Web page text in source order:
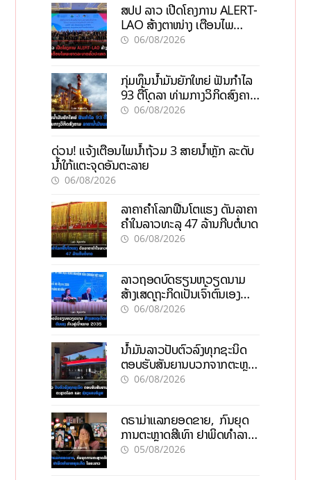
ສປປ ລາວ ເປີດໂຄງການ ALERT-
LAO ສ້າງຕາໜ່າງ ເຕືອນໄພ
ພະຍາດລະບາດທົ່ວປະເທດ
06/08/2026
ກຸ່ມທຶນນ້ຳມັນຍັກໃຫຍ່ ຟັນກຳໄລ
93 ຕື້ໂດລາ ທ່າມກາງວິກິດສົງຄາມ
ລາຄານໍ້າມັນແພງ
06/08/2026
ດ່ວນ! ແຈ້ງເຕືອນໄພນໍ້າຖ້ວມ 3 ສາຍນໍ້າຫຼັກ ລະດັບ
ນໍ້າໃກ້ແຕະຈຸດອັນຕະລາຍ
06/08/2026
ລາຄາຄຳໂລກຟື້ນໂຕແຮງ ດັນລາຄາ
ຄຳໃນລາວທະລຸ 47 ລ້ານກີບຕໍ່ບາດ
06/08/2026
ລາວຖອດບົດຮຽນຫວຽດນາມ
ສ້າງເສດຖະກິດເປັນເຈົ້າຕົນເອງ
ກ້າວສູ່ເປົ້າໝາຍ 2035
06/08/2026
ນໍ້າມັນລາວປັບຕົວລົງທຸກຊະນິດ
ຕອບຮັບສັນຍານບວກຈາກຕະຫຼາດ
ໂລກ ແລະ ຊ່ອງແຄບຮໍມູສ
06/08/2026
ດຣາມ່າແລກຍອດຂາຍ, ກົນຍຸດ
ການຕະຫຼາດສີເທົາ ຢາພິດທຳລາຍ
ທຸລະກິດ ໄລຍະຍາວ
05/08/2026